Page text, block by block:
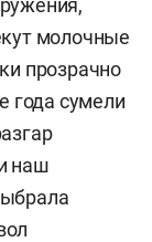
молочные
прозрачно
года сумели
наш